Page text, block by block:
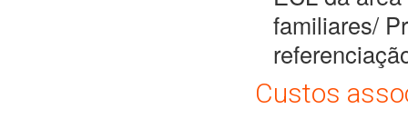
familiares/
Custos